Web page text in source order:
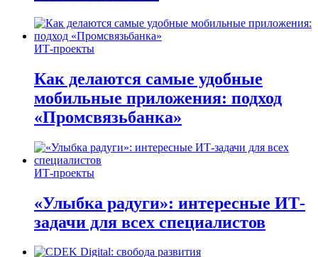
ИТ-проекты
Как делаются самые удобные
мобильные приложения: подход
«Промсвязьбанка»
ИТ-проекты
«Улыбка радуги»: интересные ИТ-
задачи для всех специалистов